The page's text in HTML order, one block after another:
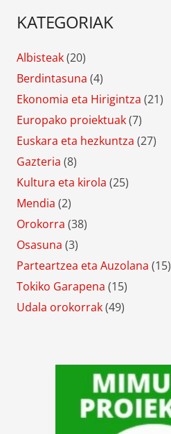
KATEGORIAK
Albisteak(20)
Berdintasuna (4)
Ekonomia eta Hirigintza (21)
Europako proiektuak(7)
Euskara eta hezkuntza (27)
Gazteria (8)
Kultura eta kirola (25)
Mendia (2)
Orokorra (38)
Osasuna (3)
Parteartzea eta Auzolana (15)
Tokiko Garapena (15)
Udala orokorrak(49)